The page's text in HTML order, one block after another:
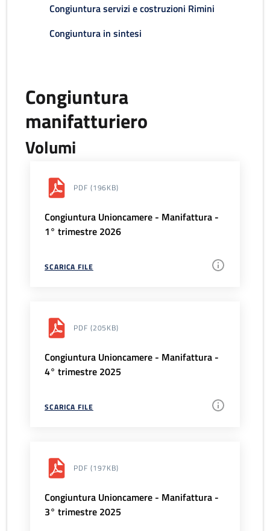
Congiuntura servizi e costruzioni Rimini
Congiuntura in sintesi
Congiuntura
manifatturiero
Volumi
PDF (196KB)
Congiuntura Unioncamere - Manifattura -
1° trimestre 2026
SCARICA FILE
PDF (205KB)
Congiuntura Unioncamere - Manifattura -
4° trimestre 2025
SCARICA FILE
PDF (197KB)
Congiuntura Unioncamere - Manifattura -
3° trimestre 2025